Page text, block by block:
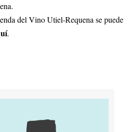
del Vino Utiel-Requena se puede
.